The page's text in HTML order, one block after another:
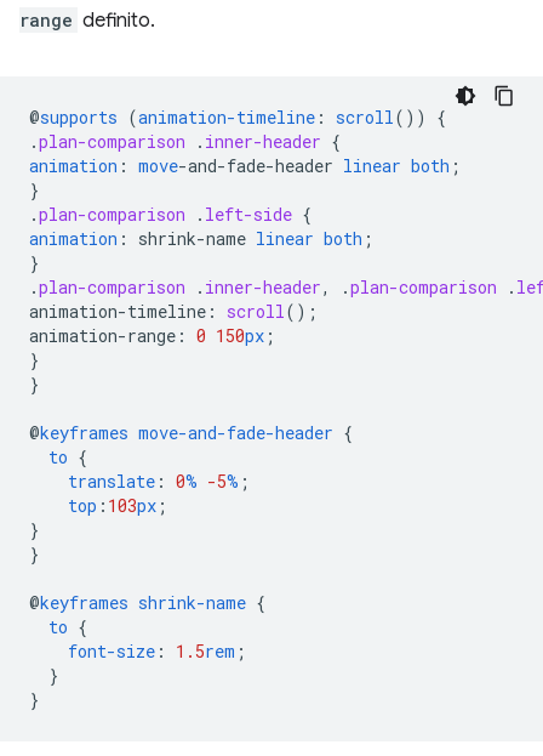
range definito.
@supports (animation-timeline : scroll())
{
.plan-comparison . inner-header {
animation : move-and-fade-header linear both ;
}
.plan-comparison . left-side {
animation : shrink-name linear both ;
}
.plan-comparison . inner-header, .plan-comparison .
animation-timeline : scroll();
animation-range : 0 150px ;
}
}
@keyframes move-and-fade-header {
to {
translate : 0% -5% ;
top : 103px ;
}
}
@keyframes shrink-name {
to {
font-size : 1.5rem ;
}
}